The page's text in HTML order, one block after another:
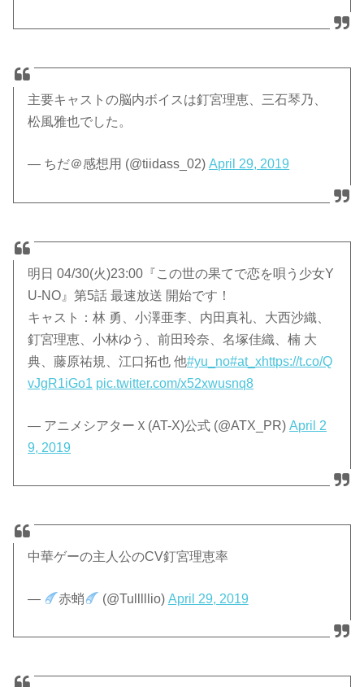
主要キャストの脳内ボイスは釘宮理恵、三石琴乃、
松風雅也でした。
— ちだ＠感想用 (@tiidass_02)April 29, 2019
明日 04/30(火)23:00『この世の果てで恋を唄う少女Y
U-NO』第5話 最速放送 開始です！
キャスト：林 勇、小澤亜李、内田真礼、大西沙織、
釘宮理恵、小林ゆう、前田玲奈、名塚佳織、楠 大
典、藤原祐規、江口拓也 他#yu_no#at_xhttps://t.co/Q
vJgR1iGo1 pic.twitter.com/x52xwusnq8
— アニメシアターＸ(AT-X)公式 (@ATX_PR)April 2
9, 2019
中華ゲーの主人公のCV釘宮理恵率
— 赤蛸 (@Tulllllio) April 29, 2019